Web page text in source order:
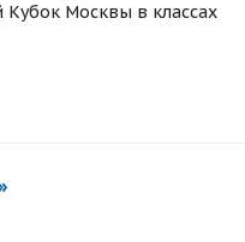
Москвы в классах